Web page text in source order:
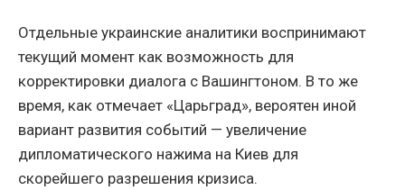
Отдельные украинские аналитики воспринимают
текущий момент как возможность для
корректировки диалога с Вашингтоном. В то же
время, как отмечает «Царьград», вероятен иной
вариант развития событий — увеличение
дипломатического нажима на Киев для
скорейшего разрешения кризиса.